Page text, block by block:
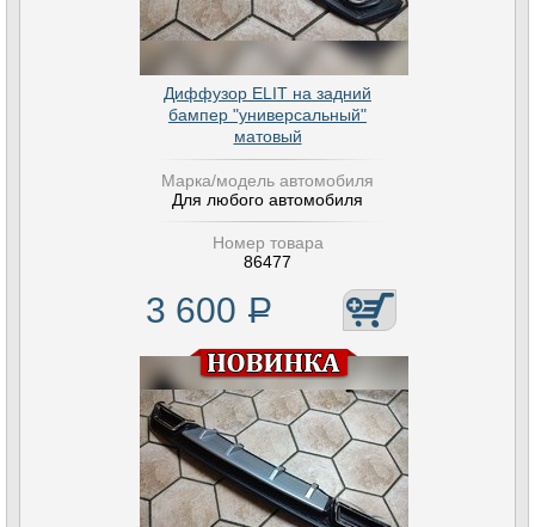
Диффузор ELIT на задний
бампер "универсальный"
матовый
Марка/модель автомобиля
Для любого автомобиля
Номер товара
86477
3 600 Р